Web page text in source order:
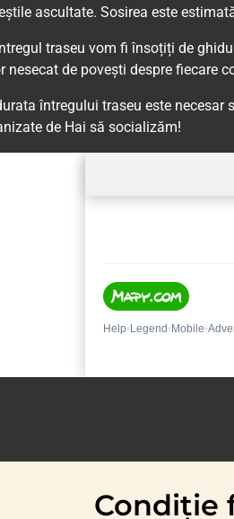
ascultate. Sosirea este
traseu vom fi însoțiți de
nesecat de povești despre fiecare
întregului traseu este necesar
de Hai să socializăm!
Condiție